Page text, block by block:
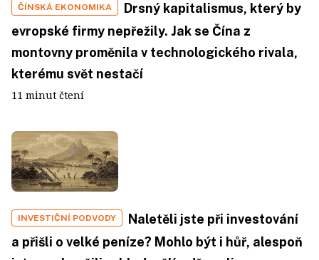
ČÍNSKÁ EKONOMIKA
Drsný kapitalismus, který by
evropské firmy nepřežily. Jak se Čína z
montovny proměnila v technologického rivala,
kterému svět nestačí
11 minut čtení
INVESTIČNÍ PODVODY
Naletěli jste při investování
a přišli o velké peníze? Mohlo být i hůř, alespoň